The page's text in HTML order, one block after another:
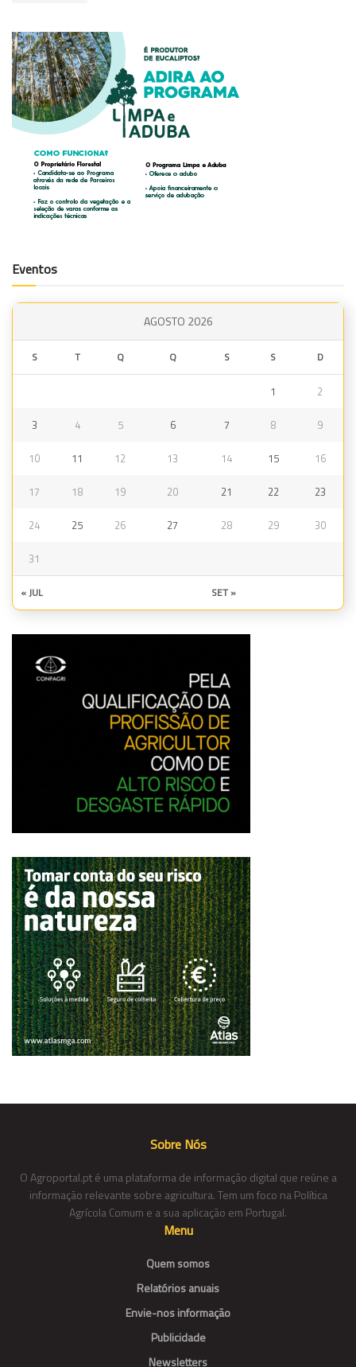
Eventos
AGOSTO 2026
S T Q Q S S D
1 2
3 4 5 6 7 8 9
10 11 12 13 14 15 16
17 18 19 20 21 22 23
24 25 26 27 28 29 30
31
« JUL SET »
Sobre Nós
O Agroportal.pt é uma plataforma de informação digital que reúne a
informação relevante sobre agricultura. Tem um foco na Política
Agrícola Comum e a sua aplicação em Portugal.
Menu
Quem somos
Relatórios anuais
Envie-nos informação
Publicidade
Newsletters